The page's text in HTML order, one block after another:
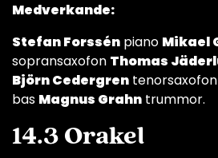
Medverkande:
Stefan Forssén piano Mikael
sopransaxofon Thomas
Björn Cedergren tenorsaxofon
bas Magnus Grahn trummor.
14.3 Orakel